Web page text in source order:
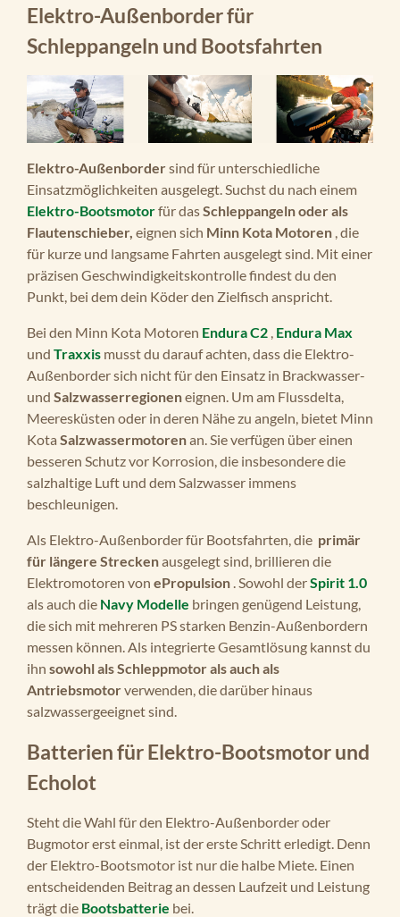
Elektro-Außenborder für
Schleppangeln und Bootsfahrten
Elektro-Außenbordersind für unterschiedliche
Einsatzmöglichkeiten ausgelegt. Suchst du nach einem
Elektro-Bootsmotorfür dasSchleppangeln oder als
Flautenschieber, eignen sich Minn Kota Motoren , die
für kurze und langsame Fahrten ausgelegt sind. Mit einer
präzisen Geschwindigkeitskontrolle findest du den
Punkt, bei dem dein Köder den Zielfisch anspricht.
Bei den Minn Kota Motoren Endura C2 Endura Max
und Traxxis musst du darauf achten, dass die Elektro-
Außenborder sich nicht für den Einsatz in Brackwasser-
und Salzwasserregioneneignen. Um am Flussdelta,
Meeresküsten oder in deren Nähe zu angeln, bietet Minn
Kota Salzwassermotorenan. Sie verfügen über einen
besseren Schutz vor Korrosion, die insbesondere die
salzhaltige Luft und dem Salzwasser immens
beschleunigen.
Als Elektro-Außenborder für Bootsfahrten, die primär
für längere Streckenausgelegt sind, brillieren die
Elektromotoren von ePropulsion . Sowohl derSpirit 1.0
als auch die Navy Modelle bringen genügend Leistung,
die sich mit mehreren PS starken Benzin-Außenbordern
messen können. Als integrierte Gesamtlösung kannst du
ihn sowohl als Schleppmotor als auch als
Antriebsmotorverwenden, die darüber hinaus
salzwassergeeignet sind.
Batterien für Elektro-Bootsmotor und
Echolot
Steht die Wahl für den Elektro-Außenborder oder
Bugmotor erst einmal, ist der erste Schritt erledigt. Denn
der Elektro-Bootsmotor ist nur die halbe Miete. Einen
entscheidenden Beitrag an dessen Laufzeit und Leistung
trägt die Bootsbatterie bei.